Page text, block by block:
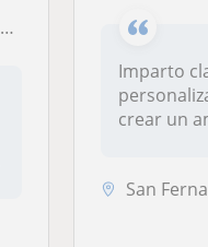
Imparto
crear un
San